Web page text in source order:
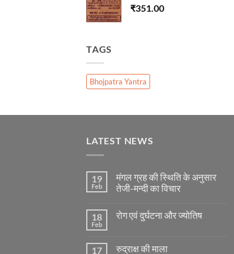
₹351.00
TAGS
Bhojpatra Yantra
LATEST NEWS
19
Feb
मंगल ग्रह की स्थिति के अनुसार
तेजी-मन्दी का विचार
on
स्थिति
18
Feb
रोग एवं दुर्घटना और ज्योतिष
रोग
17 रुद्राक्ष की माला